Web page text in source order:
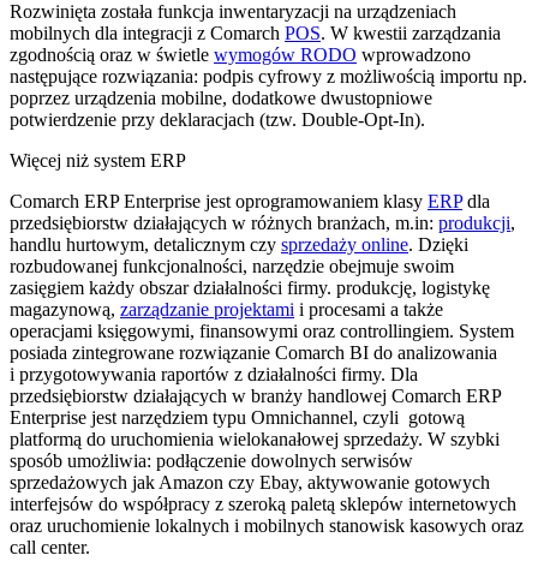
Rozwinięta została funkcja inwentaryzacji na urządzeniach
mobilnych dla integracji z Comarch POS. W kwestii zarządzania
zgodnością oraz w świetle wymogów RODO wprowadzono
następujące rozwiązania: podpis cyfrowy z możliwością importu np.
poprzez urządzenia mobilne, dodatkowe dwustopniowe
potwierdzenie przy deklaracjach (tzw. Double-Opt-In).
Więcej niż system ERP
Comarch ERP Enterprise jest oprogramowaniem klasy ERPdla
przedsiębiorstw działających w różnych branżach, m.in: produkcji,
handlu hurtowym, detalicznym czy sprzedaży online. Dzięki
rozbudowanej funkcjonalności, narzędzie obejmuje swoim
zasięgiem każdy obszar działalności firmy. produkcję, logistykę
magazynową, zarządzanie projektami i procesami a także
operacjami księgowymi, finansowymi oraz controllingiem. System
posiada zintegrowane rozwiązanie Comarch BI do analizowania
i przygotowywania raportów z działalności firmy. Dla
przedsiębiorstw działających w branży handlowej Comarch ERP
Enterprise jest narzędziem typu Omnichannel, czyli gotową
platformą do uruchomienia wielokanałowej sprzedaży. W szybki
sposób umożliwia: podłączenie dowolnych serwisów
sprzedażowych jak Amazon czy Ebay, aktywowanie gotowych
interfejsów do współpracy z szeroką paletą sklepów internetowych
oraz uruchomienie lokalnych i mobilnych stanowisk kasowych oraz
call center.